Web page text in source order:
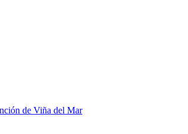
de Viña del Mar